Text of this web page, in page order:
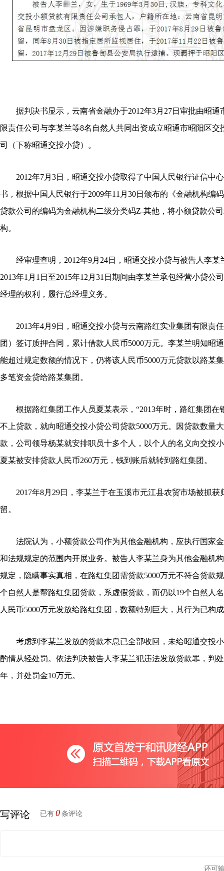
据判决书显示，云南省金融办于2012年3月27日审批由昭通
限责任公司与李某兰等8名自然人共同出资成立昭通市昭阳区交
司（下称昭通交投小贷）。
2012年7月3日，昭通交投小贷取得了中国人民银行证信中
书，根据中国人民银行于2009年11月30日颁布的《金融机构编
贷款公司的编码为金融机构二级分类码Z-其他，将小额贷款公
构。
经审理查明，2012年9月24日，昭通交投小贷与被告人李某
2013年1月1日至2015年12月31日期间由李某兰承包经营小贷公
经理的权利，履行总经理义务。
2013年4月9日，昭通交投小贷与云南路红实业集团有限责
团）签订质押合同，累计借款人民币5000万元。李某兰明知昭
能超过规定数额的情况下，仍将该人民币5000万元贷款以路某
多笔资金贷给路某集团。
根据路红集团工作人员夏某表示，“2013年时，路红集团在
不上贷款，就向昭通交投小贷公司贷款5000万元。因贷款数量
款，公司领导杨某就安排职员十多个人，以个人的名义向交投
夏某被安排贷款人民币260万元，钱到账后就转到路红集团。
2017年8月29日，李某兰于在玉溪市元江县农贸市场被抓获
留。
法院认为，小额贷款公司作为其他金融机构，应执行国家
和法规规定的范围内开展业务。被告人李某兰身为其他金融机
规定，隐瞒事实真相，在路红集团需贷款5000万元不符合贷款
个自然人是帮路红集团贷款，系虚假贷款，而仍以19个自然人
人民币5000万元发放给路红集团，数额特别巨大，其行为已构
考虑到李某兰发放的贷款本息已全部收回，未给昭通交投
酌情从轻处罚。依法判决被告人李某兰犯违法发放贷款罪，判
年，并处罚金10万元。
写评论 已有 0 条评论
还可